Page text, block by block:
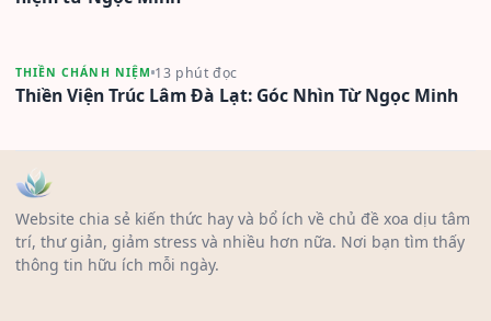
THIỀN CHÁNH NIỆM 13 phút đọc
Thiền Viện Trúc Lâm Đà Lạt: Góc Nhìn Từ Ngọc Minh
Website chia sẻ kiến thức hay và bổ ích về chủ đề xoa dịu tâm
trí, thư giản, giảm stress và nhiều hơn nữa. Nơi bạn tìm thấy
thông tin hữu ích mỗi ngày.